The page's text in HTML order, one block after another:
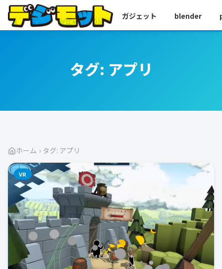
ガジェット blender
タグ: アプリ
ホーム › タグ: アプリ
VR